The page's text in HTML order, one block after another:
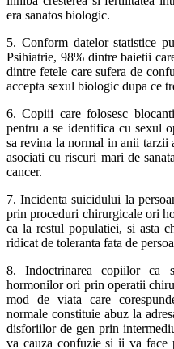
era sanatos biologic.
5. Conform datelor statistice
Psihiatrie, 98% dintre baietii
dintre fetele care sufera de
accepta sexul biologic dupa ce
6. Copiii care folosesc
pentru a se identifica cu sexul
sa revina la normal in anii tarzii
asociati cu riscuri mari de
cancer.
7. Incidenta suicidului la
prin proceduri chirurgicale ori
ca la restul populatiei, si asta
ridicat de toleranta fata de
8. Indoctrinarea copiilor ca
hormonilor ori prin operatii
mod de viata care
normale constituie abuz la
disforiilor de gen prin
va cauza confuzie si ii va face